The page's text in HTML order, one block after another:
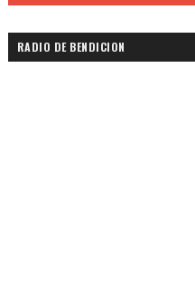
RADIO DE BENDICION